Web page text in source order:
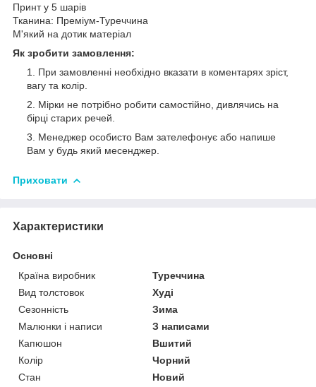
Принт у 5 шарів
Тканина: Преміум-Туреччина
М'який на дотик матеріал
Як зробити замовлення:
При замовленні необхідно вказати в коментарях зріст,
вагу та колір.
Мірки не потрібно робити самостійно, дивлячись на
бірці старих речей.
Менеджер особисто Вам зателефонує або напише
Вам у будь який месенджер.
Приховати
Характеристики
Основні
Країна виробник
Туреччина
Вид толстовок
Худі
Сезонність
Зима
Малюнки і написи
З написами
Капюшон
Вшитий
Колір
Чорний
Стан
Новий